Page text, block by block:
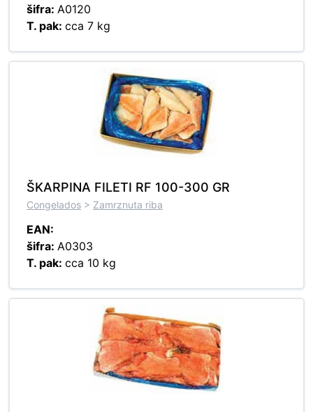
šifra: A0120
T. pak: cca 7 kg
ŠKARPINA FILETI RF 100-300 GR
Congelados > Zamrznuta riba
EAN:
šifra: A0303
T. pak: cca 10 kg